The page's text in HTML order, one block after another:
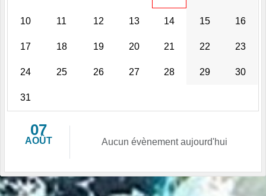
10 11 12 13 14 15 16
17 18 19 20 21 22 23
24 25 26 27 28 29 30
31
07
AOÛT Aucun évènement aujourd'hui